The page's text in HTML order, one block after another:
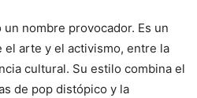
un nombre provocador. Es un
arte y el activismo, entre la
cultural. Su estilo combina el
de pop distópico y la